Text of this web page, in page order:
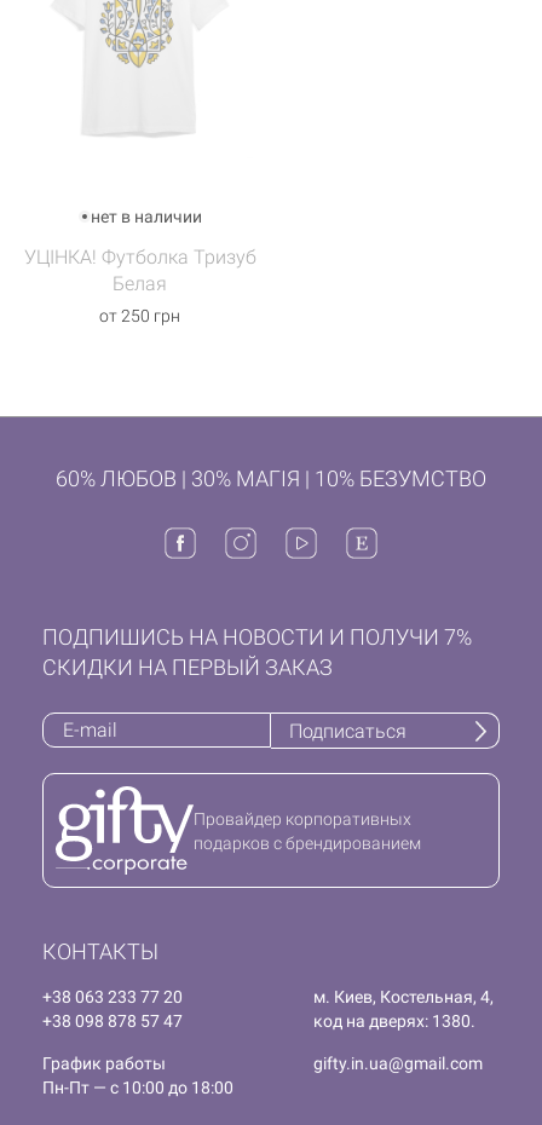
нет в наличии
УЦІНКА! Футболка Тризуб
Белая
от 250 грн
60% ЛЮБОВ | 30% МАГІЯ | 10% БЕЗУМСТВО
КОНТАКТЫ
+38 063 233 77 20
+38 098 878 57 47
м. Киев, Костельная, 4,
код на дверях: 1380.
График работы
Пн-Пт — с 10:00 до 18:00
gifty.in.ua@gmail.com
ПОДПИШИСЬ НА НОВОСТИ И ПОЛУЧИ 7%
СКИДКИ НА ПЕРВЫЙ ЗАКАЗ
Подписаться
Провайдер корпоративных
подарков с брендированием